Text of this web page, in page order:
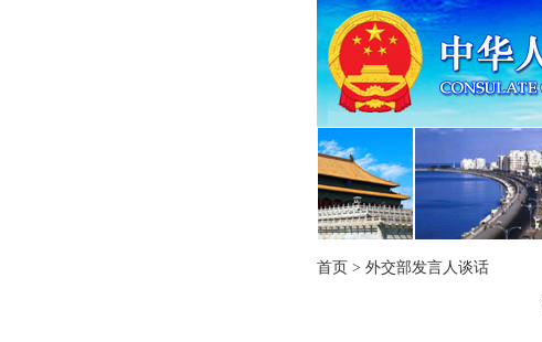
首页 > 外交部发言人谈话